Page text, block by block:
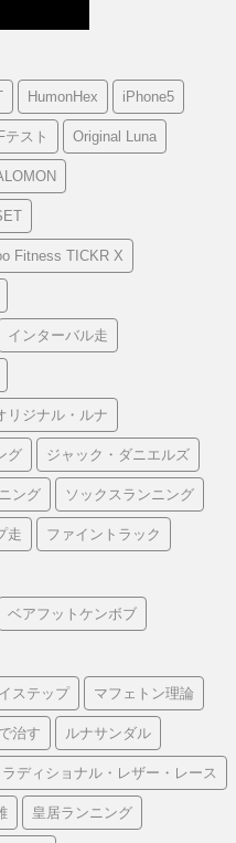
HumonHex iPhone5
テスト Original Luna
Fitness TICKR X
インターバル走
リジナル・ルナ
グ ジャック・ダニエルズ
ング ソックスランニング
走 ファイントラック
ベアフットケンボブ
ステップ マフェトン理論
治す ルナサンダル
ディショナル・レザー・レース
皇居ランニング